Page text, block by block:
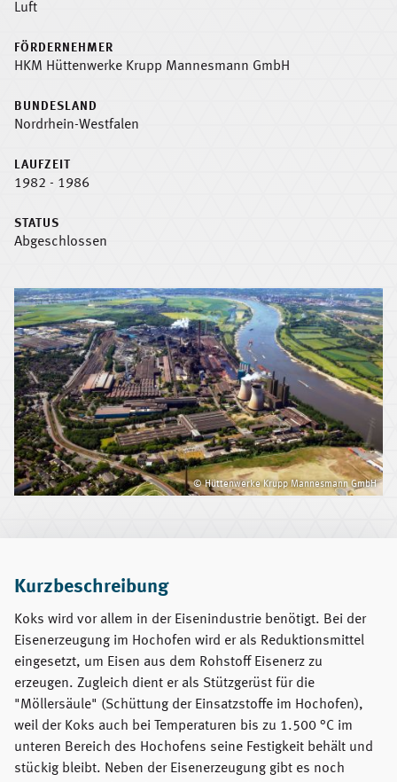
Luft
FÖRDERNEHMER
HKM Hüttenwerke Krupp Mannesmann GmbH
BUNDESLAND
Nordrhein-Westfalen
LAUFZEIT
1982 - 1986
STATUS
Abgeschlossen
© Hüttenwerke Krupp Mannesmann GmbH
Kurzbeschreibung
Koks wird vor allem in der Eisenindustrie benötigt. Bei der
Eisenerzeugung im Hochofen wird er als Reduktionsmittel
eingesetzt, um Eisen aus dem Rohstoff Eisenerz zu
erzeugen. Zugleich dient er als Stützgerüst für die
"Möllersäule" (Schüttung der Einsatzstoffe im Hochofen),
weil der Koks auch bei Temperaturen bis zu 1.500 °C im
unteren Bereich des Hochofens seine Festigkeit behält und
stückig bleibt. Neben der Eisenerzeugung gibt es noch